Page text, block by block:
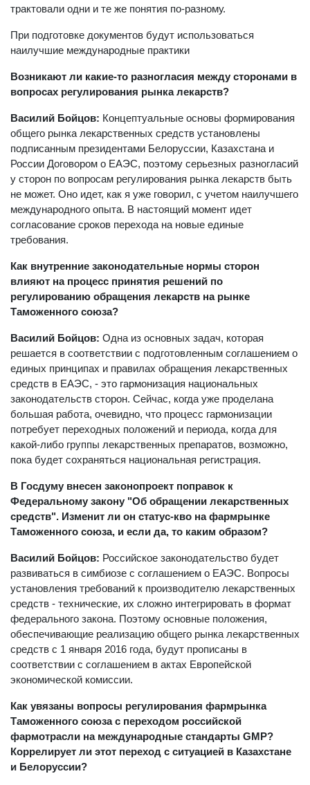
трактовали одни и те же понятия по-разному.
При подготовке документов будут использоваться
наилучшие международные практики
Возникают ли какие-то разногласия между сторонами в
вопросах регулирования рынка лекарств?
Василий Бойцов: Концептуальные основы формирования
общего рынка лекарственных средств установлены
подписанным президентами Белоруссии, Казахстана и
России Договором о ЕАЭС, поэтому серьезных разногласий
у сторон по вопросам регулирования рынка лекарств быть
не может. Оно идет, как я уже говорил, с учетом наилучшего
международного опыта. В настоящий момент идет
согласование сроков перехода на новые единые
требования.
Как внутренние законодательные нормы сторон
влияют на процесс принятия решений по
регулированию обращения лекарств на рынке
Таможенного союза?
Василий Бойцов: Одна из основных задач, которая
решается в соответствии с подготовленным соглашением о
единых принципах и правилах обращения лекарственных
средств в ЕАЭС, - это гармонизация национальных
законодательств сторон. Сейчас, когда уже проделана
большая работа, очевидно, что процесс гармонизации
потребует переходных положений и периода, когда для
какой-либо группы лекарственных препаратов, возможно,
пока будет сохраняться национальная регистрация.
В Госдуму внесен законопроект поправок к
Федеральному закону "Об обращении лекарственных
средств". Изменит ли он статус-кво на фармрынке
Таможенного союза, и если да, то каким образом?
Василий Бойцов: Российское законодательство будет
развиваться в симбиозе с соглашением о ЕАЭС. Вопросы
установления требований к производителю лекарственных
средств - технические, их сложно интегрировать в формат
федерального закона. Поэтому основные положения,
обеспечивающие реализацию общего рынка лекарственных
средств с 1 января 2016 года, будут прописаны в
соответствии с соглашением в актах Европейской
экономической комиссии.
Как увязаны вопросы регулирования фармрынка
Таможенного союза с переходом российской
фармотрасли на международные стандарты GMP?
Коррелирует ли этот переход с ситуацией в Казахстане
и Белоруссии?